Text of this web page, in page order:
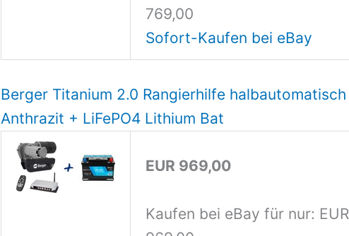
769,00
Sofort-Kaufen bei eBay
Berger Titanium 2.0 Rangierhilfe halbautomatisch
Anthrazit + LiFePO4 Lithium Bat
EUR 969,00
Kaufen bei eBay für nur: EUR